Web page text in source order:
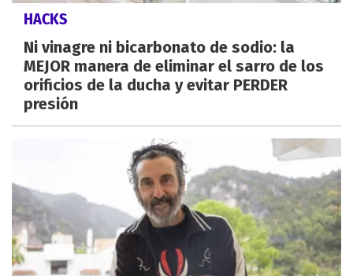
HACKS
Ni vinagre ni bicarbonato de sodio: la
MEJOR manera de eliminar el sarro de los
orificios de la ducha y evitar PERDER
presión